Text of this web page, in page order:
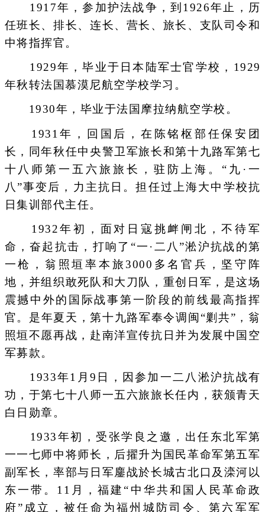
1917年，参加护法战争，到1926年止，历
任班长、排长、连长、营长、旅长、支队司令和
中将指挥官。
1929年，毕业于日本陆军士官学校，1929
年秋转法国慕漠尼航空学校学习。
1930年，毕业于法国摩拉纳航空学校。
1931年，回国后，在陈铭枢部任保安团
长，同年秋任中央警卫军旅长和第十九路军第七
十八师第一五六旅旅长，驻防上海。“九·一
八”事变后，力主抗日。担任过上海大中学校抗
日集训部代主任。
1932年初，面对日寇挑衅闸北，不待军
命，奋起抗击，打响了“一·二八”淞沪抗战的第
一枪，翁照垣率本旅3000多名官兵，坚守阵
地，并组织敢死队和大刀队，重创日军，是这场
震撼中外的国际战事第一阶段的前线最高指挥
官。是年夏天，第十九路军奉令调闽“剿共”，翁
照垣不愿再战，赴南洋宣传抗日并为发展中国空
军募款。
1933年1月9日，因参加一二八淞沪抗战有
功，于第七十八师一五六旅旅长任内，获颁青天
白日勋章。
1933年初，受张学良之邀，出任东北军第
一一七师中将师长，后擢升为国民革命军第五军
副军长，率部与日军鏖战於长城古北口及滦河以
东一带。11月，福建“中华共和国人民革命政
府”成立，被任命为福州城防司令、第六军军